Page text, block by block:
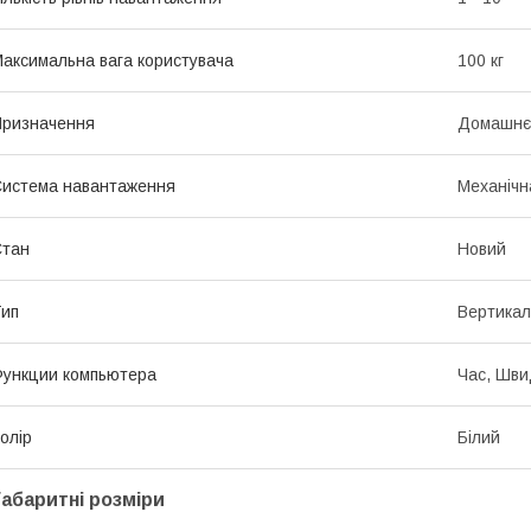
вага користувача 100 кг
Домашнє
навантаження
Новий
компьютера Час,
Білий
розміри